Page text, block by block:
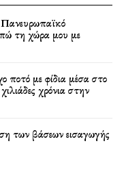
τη χώρα μου με
ποτό με φίδια μέσα στο
χρόνια στην
των βάσεων εισαγωγής